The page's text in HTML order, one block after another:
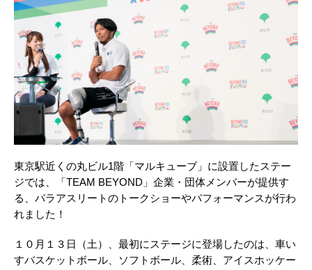
東京駅近くの丸ビル1階「マルキューブ」に設置したステー
ジでは、「TEAM BEYOND」企業・団体メンバーが提供す
る、パラアスリートのトークショーやパフォーマンスが行わ
れました！
１０月１３日（土）、最初にステージに登場したのは、車い
すバスケットボール、ソフトボール、柔術、アイスホッケー